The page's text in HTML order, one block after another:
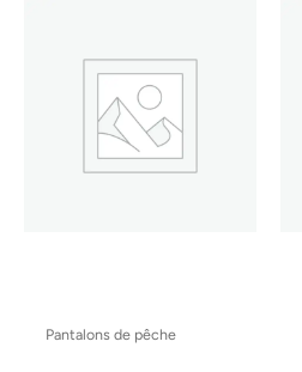
Pantalons de pêche